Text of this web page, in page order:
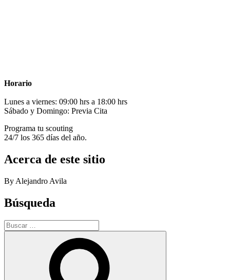
Horario
Lunes a viernes: 09:00 hrs a 18:00 hrs
Sábado y Domingo: Previa Cita
Programa tu scouting
24/7 los 365 días del año.
Acerca de este sitio
By Alejandro Avila
Búsqueda
Buscar
por: